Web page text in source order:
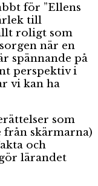
för ”Ellens
till
roligt som
när en
spännande på
perspektiv i
vi kan ha
som
skärmarna)
och
lärandet